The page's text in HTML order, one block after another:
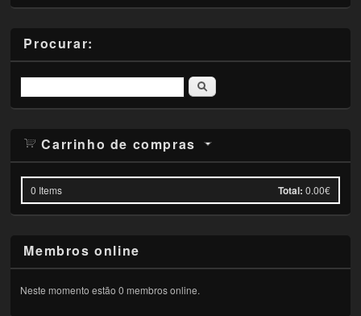
Procurar:
Pesquisar
Carrinho de compras
0 Items Total: 0.00€
Membros online
Neste momento estão 0 membros online.